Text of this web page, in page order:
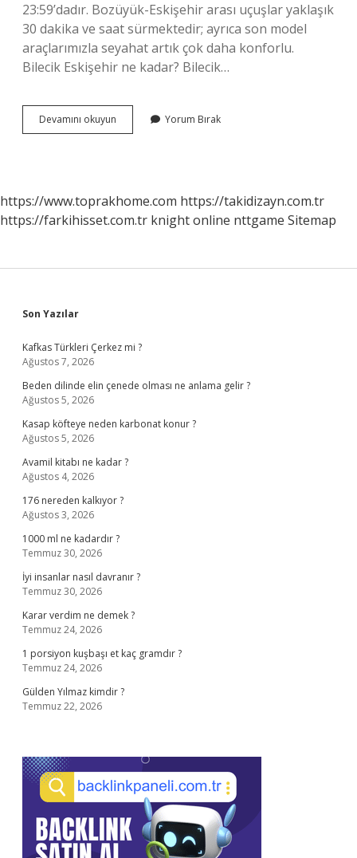
23:59’dadır. Bozüyük-Eskişehir arası uçuşlar yaklaşık
30 dakika ve saat sürmektedir; ayrıca son model
araçlarımızla seyahat artık çok daha konforlu.
Bilecik Eskişehir ne kadar? Bilecik…
Devamını okuyun
Bozüyük
Yorum Bırak
https://www.toprakhome.com https://takidizayn.com.tr
https://farkihisset.com.tr knight online nttgame Sitemap
Sidebar
Son Yazılar
Kafkas Türkleri Çerkez mi ?
Ağustos 7, 2026
Beden dilinde elin çenede olması ne anlama gelir ?
Ağustos 5, 2026
Kasap köfteye neden karbonat konur ?
Ağustos 5, 2026
Avamil kitabı ne kadar ?
Ağustos 4, 2026
176 nereden kalkıyor ?
Ağustos 3, 2026
1000 ml ne kadardır ?
Temmuz 30, 2026
İyi insanlar nasıl davranır ?
Temmuz 30, 2026
Karar verdim ne demek ?
Temmuz 24, 2026
1 porsiyon kuşbaşı et kaç gramdır ?
Temmuz 24, 2026
Gülden Yılmaz kimdir ?
Temmuz 22, 2026